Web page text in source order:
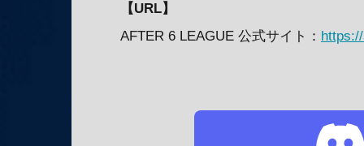
【URL】
AFTER 6 LEAGUE 公式サイト：